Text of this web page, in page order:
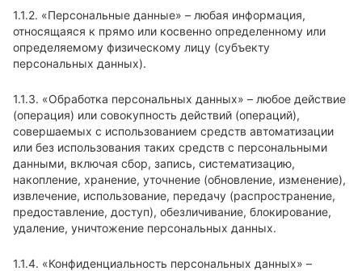
1.1.2. «Персональные данные» – любая информация,
относящаяся к прямо или косвенно определенному или
определяемому физическому лицу (субъекту
персональных данных).
1.1.3. «Обработка персональных данных» – любое действие
(операция) или совокупность действий (операций),
совершаемых с использованием средств автоматизации
или без использования таких средств с персональными
данными, включая сбор, запись, систематизацию,
накопление, хранение, уточнение (обновление, изменение),
извлечение, использование, передачу (распространение,
предоставление, доступ), обезличивание, блокирование,
удаление, уничтожение персональных данных.
1.1.4. «Конфиденциальность персональных данных» –